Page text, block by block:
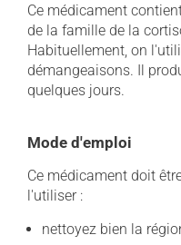
Ce médicament
de la famille de la
Habituellement, on
démangeaisons. Il
quelques jours.
Mode d'emploi
Ce médicament doit
l'utiliser :
nettoyez bien la